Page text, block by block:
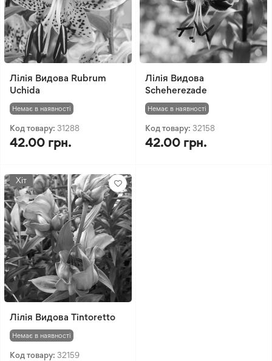
Лілія Видова Rubrum
Uchida
Немає в наявності
Код товару: 31288
42.00 грн.
Лілія Видова
Scheherezade
Немає в наявності
Код товару: 32158
42.00 грн.
Хіт
Лілія Видова Tintoretto
Немає в наявності
Код товару: 32159